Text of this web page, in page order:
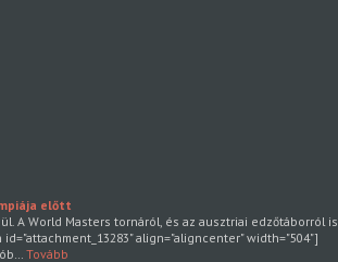
előtt
A World Masters tornáról, és az ausztriai edzőtáborról is
align="aligncenter" width="504"]
Tovább